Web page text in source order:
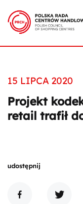
15 LIPCA 2020
Projekt
retail trafił
udostępnij